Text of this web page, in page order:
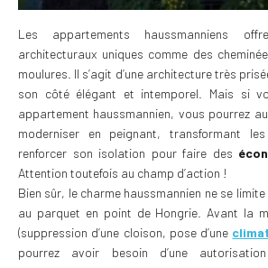
Les appartements haussmanniens
architecturaux uniques comme des
moulures. Il s’agit d’une architecture très
son côté élégant et intemporel. Mais si
appartement haussmannien, vous pourrez
moderniser en peignant, transformant
renforcer son isolation pour faire des
Attention toutefois au champ d’action !
Bien sûr, le charme haussmannien ne se
au parquet en point de Hongrie. Avant la
(suppression d’une cloison, pose d’une
pourrez avoir besoin d’une